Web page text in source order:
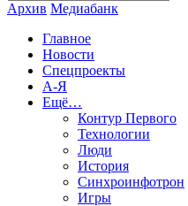
Архив Медиабанк
Главное
Новости
Спецпроекты
А-Я
Ещё…
Контур Первого
Технологии
Люди
История
Синхроинфотрон
Игры